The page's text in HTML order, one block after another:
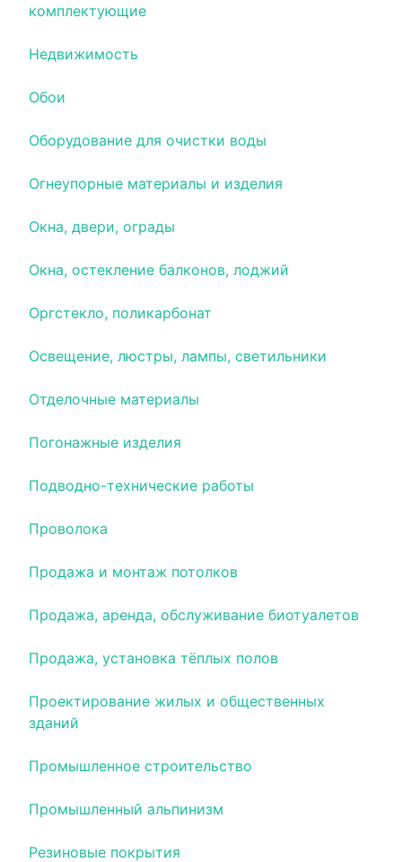
комплектующие
Недвижимость
Обои
Оборудование для очистки воды
Огнеупорные материалы и изделия
Окна, двери, ограды
Окна, остекление балконов, лоджий
Оргстекло, поликарбонат
Освещение, люстры, лампы, светильники
Отделочные материалы
Погонажные изделия
Подводно-технические работы
Проволока
Продажа и монтаж потолков
Продажа, аренда, обслуживание биотуалетов
Продажа, установка тёплых полов
Проектирование жилых и общественных
зданий
Промышленное строительство
Промышленный альпинизм
Резиновые покрытия